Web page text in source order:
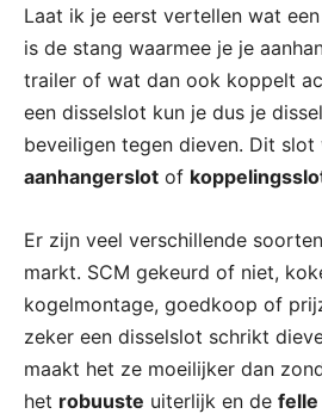
Laat ik je eerst vertellen wat
is de stang waarmee je je
trailer of wat dan ook koppelt
een disselslot kun je dus je
beveiligen tegen dieven. Dit
aanhangerslot of
Er zijn veel verschillende soorten
markt. SCM gekeurd of niet,
kogelmontage, goedkoop of
zeker een disselslot schrikt
maakt het ze moeilijker dan
het robuuste uiterlijk en de